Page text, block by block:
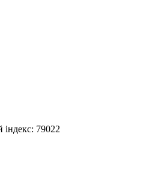
79022